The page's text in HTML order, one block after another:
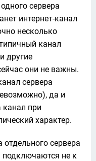
сервера
интернет-канал
несколько
канал
другие
они не важны.
сервера
да и
канал при
характер.
сервера
подключаются не к